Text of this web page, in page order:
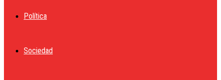
Política
Sociedad